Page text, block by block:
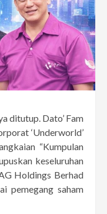
ditutup. Dato’ Fam
‘Underworld’
“Kumpulan
keseluruhan
Holdings Berhad
pemegang saham